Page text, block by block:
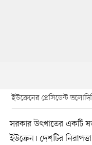
ইউক্রেনের প্রেসিডেন্ট
সরকার উৎখাতের একটি
ইউক্রেন। দেশটির